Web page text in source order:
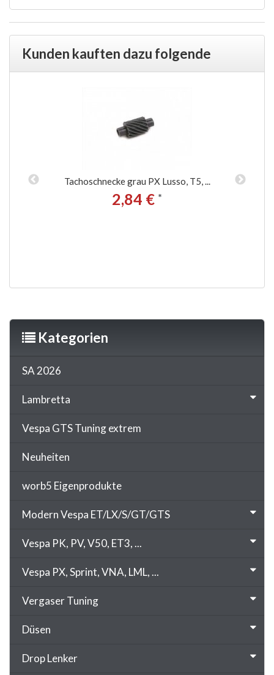
Kunden kauften dazu folgende
Tachoschnecke grau PX Lusso, T5, ...
2,84 € *
Kategorien
SA 2026
Lambretta
Vespa GTS Tuning extrem
Neuheiten
worb5 Eigenprodukte
Modern Vespa ET/LX/S/GT/GTS
Vespa PK, PV, V50, ET3, ...
Vespa PX, Sprint, VNA, LML, ...
Vergaser Tuning
Düsen
Drop Lenker